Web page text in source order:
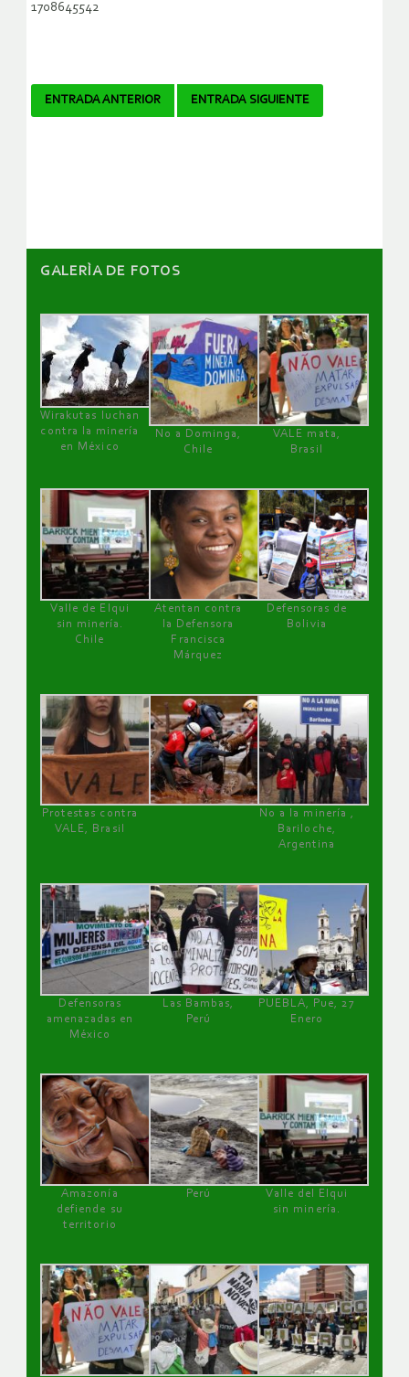
1708645542
Navegador
ENTRADA ANTERIOR ENTRADA SIGUIENTE
GALERÌA DE FOTOS
Wirakutas luchan
contra la minería
en México
No a Dominga,
Chile
VALE mata,
Brasil
Valle de Elqui
sin minería.
Chile
Atentan contra
la Defensora
Francisca
Márquez
Defensoras de
Bolivia
Protestas contra
VALE, Brasil
No a la minería ,
Bariloche,
Argentina
Defensoras
amenazadas en
México
Las Bambas,
Perú
PUEBLA, Pue, 27
Enero
Amazonía
defiende su
territorio
Perú
Valle del Elqui
sin minería.